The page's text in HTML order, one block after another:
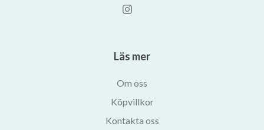
Läs mer
Om oss
Köpvillkor
Kontakta oss